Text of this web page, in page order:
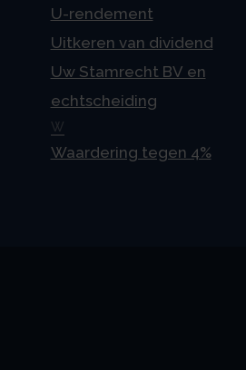
U-rendement
Uitkeren van dividend
Uw Stamrecht BV en
echtscheiding
W
Waardering tegen 4%